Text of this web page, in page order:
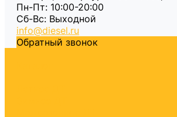
Пн-Пт: 10:00-20:00
Cб-Вс: Выходной
info@diesel.ru
Обратный звонок